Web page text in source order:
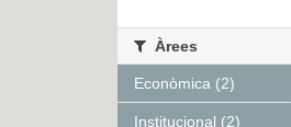
Àrees
Econòmica (2)
Institucional (2)